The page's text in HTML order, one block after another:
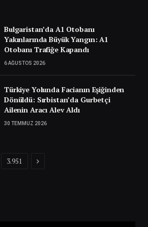
Bulgaristan’da A1 Otobanı
Yakınlarında Büyük Yangın: A1
Otobanı Trafiğe Kapandı
6 AĞUSTOS 2026
Türkiye Yolunda Facianın Eşiğinden
Dönüldü: Sırbistan’da Gurbetçi
Ailenin Aracı Alev Aldı
30 TEMMUZ 2026
3.951 Next